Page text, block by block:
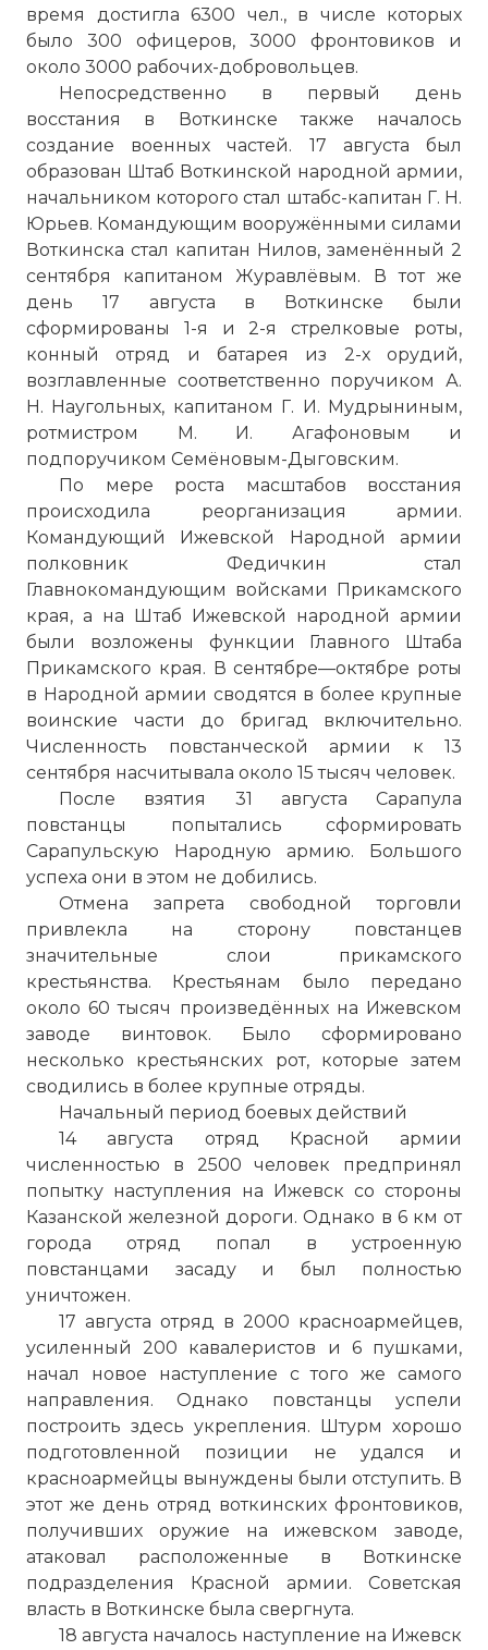
время достигла 6300 чел., в числе которых
было 300 офицеров, 3000 фронтовиков и
около 3000 рабочих-добровольцев.
Непосредственно в первый день
восстания в Воткинске также началось
создание военных частей. 17 августа был
образован Штаб Воткинской народной армии,
начальником которого стал штабс-капитан Г. Н.
Юрьев. Командующим вооружёнными силами
Воткинска стал капитан Нилов, заменённый 2
сентября капитаном Журавлёвым. В тот же
день 17 августа в Воткинске были
сформированы 1-я и 2-я стрелковые роты,
конный отряд и батарея из 2-х орудий,
возглавленные соответственно поручиком А.
Н. Наугольных, капитаном Г. И. Мудрыниным,
ротмистром М. И. Агафоновым и
подпоручиком Семёновым-Дыговским.
По мере роста масштабов восстания
происходила реорганизация армии.
Командующий Ижевской Народной армии
полковник Федичкин стал
Главнокомандующим войсками Прикамского
края, а на Штаб Ижевской народной армии
были возложены функции Главного Штаба
Прикамского края. В сентябре—октябре роты
в Народной армии сводятся в более крупные
воинские части до бригад включительно.
Численность повстанческой армии к 13
сентября насчитывала около 15 тысяч человек.
После взятия 31 августа Сарапула
повстанцы попытались сформировать
Сарапульскую Народную армию. Большого
успеха они в этом не добились.
Отмена запрета свободной торговли
привлекла на сторону повстанцев
значительные слои прикамского
крестьянства. Крестьянам было передано
около 60 тысяч произведённых на Ижевском
заводе винтовок. Было сформировано
несколько крестьянских рот, которые затем
сводились в более крупные отряды.
Начальный период боевых действий
14 августа отряд Красной армии
численностью в 2500 человек предпринял
попытку наступления на Ижевск со стороны
Казанской железной дороги. Однако в 6 км от
города отряд попал в устроенную
повстанцами засаду и был полностью
уничтожен.
17 августа отряд в 2000 красноармейцев,
усиленный 200 кавалеристов и 6 пушками,
начал новое наступление с того же самого
направления. Однако повстанцы успели
построить здесь укрепления. Штурм хорошо
подготовленной позиции не удался и
красноармейцы вынуждены были отступить. В
этот же день отряд воткинских фронтовиков,
получивших оружие на ижевском заводе,
атаковал расположенные в Воткинске
подразделения Красной армии. Советская
власть в Воткинске была свергнута.
18 августа началось наступление на Ижевск